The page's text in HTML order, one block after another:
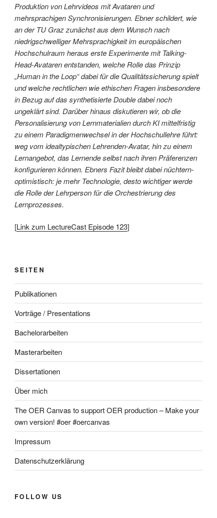
Produktion von Lehrvideos mit Avataren und
mehrsprachigen Synchronisierungen. Ebner schildert, wie
an der TU Graz zunächst aus dem Wunsch nach
niedrigschwelliger Mehrsprachigkeit im europäischen
Hochschulraum heraus erste Experimente mit Talking-
Head-Avataren entstanden, welche Rolle das Prinzip
„Human in the Loop“ dabei für die Qualitätssicherung spielt
und welche rechtlichen wie ethischen Fragen insbesondere
in Bezug auf das synthetisierte Double dabei noch
ungeklärt sind. Darüber hinaus diskutieren wir, ob die
Personalisierung von Lernmaterialien durch KI mittelfristig
zu einem Paradigmenwechsel in der Hochschullehre führt:
weg vom idealtypischen Lehrenden-Avatar, hin zu einem
Lernangebot, das Lernende selbst nach ihren Präferenzen
konfigurieren können. Ebners Fazit bleibt dabei nüchtern-
optimistisch: je mehr Technologie, desto wichtiger werde
die Rolle der Lehrperson für die Orchestrierung des
Lernprozesses.
[Link zum LectureCast Episode 123]
SEITEN
Publikationen
Vorträge / Presentations
Bachelorarbeiten
Masterarbeiten
Dissertationen
Über mich
The OER Canvas to support OER production – Make your
own version! #oer #oercanvas
Impressum
Datenschutzerklärung
FOLLOW US